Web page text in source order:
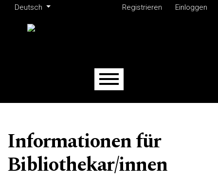
Zur Hauptnavigation springen
Zum Inhalt springen
Zur Fußzeile springen
Sprache ändern. Aktuell ausgewählte Sprache ist:
Deutsch
Administrationsmenü
Registrieren Einloggen
Hauptmenü
Informationen für
Bibliothekar/innen